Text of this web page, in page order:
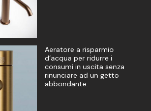
Aeratore a risparmio
d’acqua per ridurre i
consumi in uscita senza
rinunciare ad un getto
abbondante.